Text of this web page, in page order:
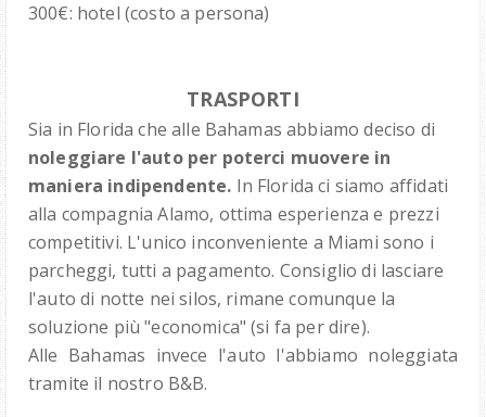
300€: hotel (costo a persona)
TRASPORTI
Sia in Florida che alle Bahamas abbiamo deciso di
noleggiare l'auto per poterci muovere in
maniera indipendente. In Florida ci siamo affidati
alla compagnia Alamo, ottima esperienza e prezzi
competitivi. L'unico inconveniente a Miami sono i
parcheggi, tutti a pagamento. Consiglio di lasciare
l'auto di notte nei silos, rimane comunque la
soluzione più "economica" (si fa per dire).
Alle Bahamas invece l'auto l'abbiamo noleggiata
tramite il nostro B&B.